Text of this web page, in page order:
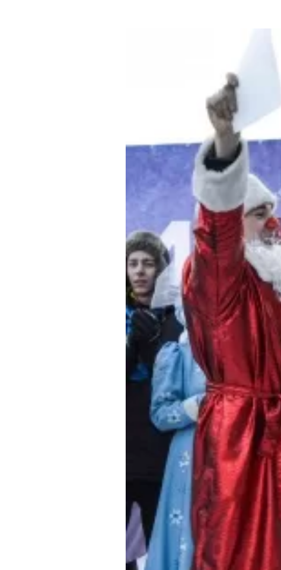
Реестр туристических
агентств Алтайского края
Обращения граждан
Противодействие коррупции